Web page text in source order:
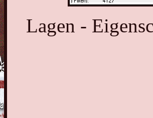
Lagen -